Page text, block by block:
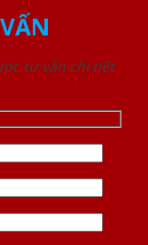
tư vấn chi tiết